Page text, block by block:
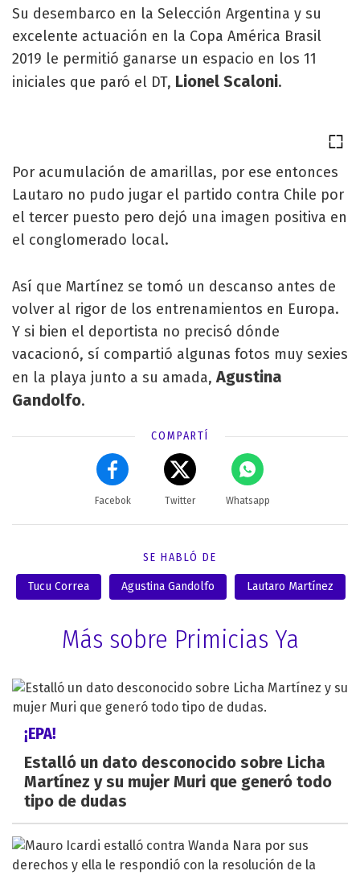
Su desembarco en la Selección Argentina y su
excelente actuación en la Copa América Brasil
2019 le permitió ganarse un espacio en los 11
iniciales que paró el DT, Lionel Scaloni.
Por acumulación de amarillas, por ese entonces
Lautaro no pudo jugar el partido contra Chile por
el tercer puesto pero dejó una imagen positiva en
el conglomerado local.
Así que Martínez se tomó un descanso antes de
volver al rigor de los entrenamientos en Europa.
Y si bien el deportista no precisó dónde
vacacionó, sí compartió algunas fotos muy sexies
en la playa junto a su amada,Agustina
Gandolfo.
COMPARTÍ
Facebok Twitter Whatsapp
SE HABLÓ DE
Tucu Correa Agustina Gandolfo Lautaro Martínez
Más sobre Primicias Ya
¡EPA!
Estalló un dato desconocido sobre Licha
Martínez y su mujer Muri que generó todo
tipo de dudas